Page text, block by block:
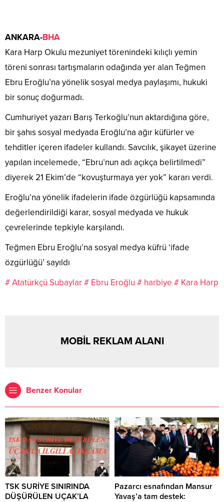
ANKARA-BHA
Kara Harp Okulu mezuniyet törenindeki kılıçlı yemin
töreni sonrası tartışmaların odağında yer alan Teğmen
Ebru Eroğlu’na yönelik sosyal medya paylaşımı, hukuki
bir sonuç doğurmadı.
Cumhuriyet yazarı Barış Terkoğlu’nun aktardığına göre,
bir şahıs sosyal medyada Eroğlu’na ağır küfürler ve
tehditler içeren ifadeler kullandı. Savcılık, şikayet üzerine
yapılan incelemede, “Ebru’nun adı açıkça belirtilmedi”
diyerek 21 Ekim’de “kovuşturmaya yer yok” kararı verdi.
Eroğlu’na yönelik ifadelerin ifade özgürlüğü kapsamında
değerlendirildiği karar, sosyal medyada ve hukuk
çevrelerinde tepkiyle karşılandı.
Teğmen Ebru Eroğlu’na sosyal medya küfrü ‘ifade
özgürlüğü’ sayıldı
# Atatürkçü Subaylar# Ebru Eroğlu # harbiye # Kara Harp
MOBİL REKLAM ALANI
Benzer Konular
TSK SURİYE SINIRINDA
DÜŞÜRÜLEN UÇAK’LA
Pazarcı esnafından Mansur
Yavaş’a tam destek: